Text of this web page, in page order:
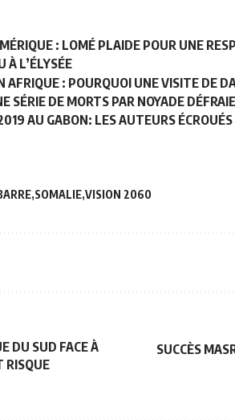
: LOMÉ PLAIDE POUR UNE
À L’ÉLYSÉE
AFRIQUE : POURQUOI UNE VISITE DE
SÉRIE DE MORTS PAR NOYADE
AU GABON: LES AUTEURS
SOMALIE VISION 2060
DU SUD FACE À
RISQUE
SUCCÈS